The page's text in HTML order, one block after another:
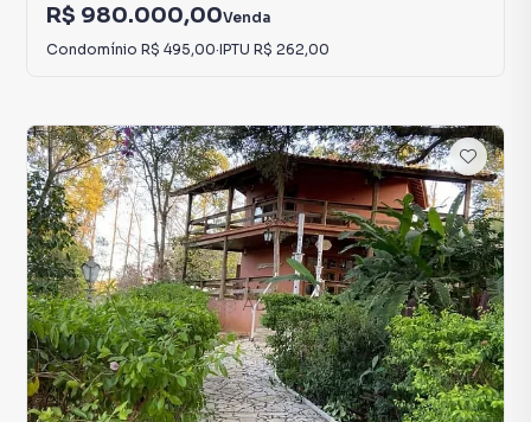
R$ 980.000,00Venda
Condomínio R$ 495,00·IPTU R$ 262,00